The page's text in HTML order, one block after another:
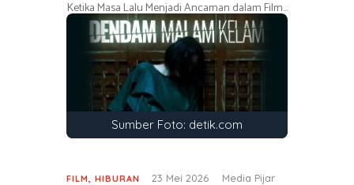
Ketika Masa Lalu Menjadi Ancaman dalam Film...
GAYA HIDUP
OLAHRAGA
OPINI
Sumber Foto: detik.com
FILM, HIBURAN 23 Mei 2026 Media Pijar